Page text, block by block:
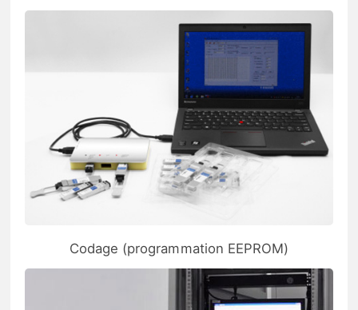
Codage (programmation EEPROM)